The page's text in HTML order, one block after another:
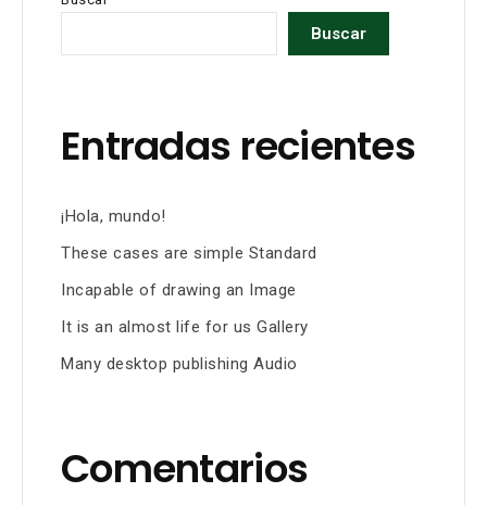
Buscar
Entradas recientes
¡Hola, mundo!
These cases are simple Standard
Incapable of drawing an Image
It is an almost life for us Gallery
Many desktop publishing Audio
Comentarios